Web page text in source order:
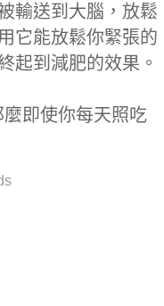
輸送到大腦，放鬆
它能放鬆你緊張的
起到減肥的效果。
即使你每天照吃